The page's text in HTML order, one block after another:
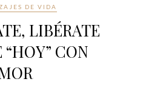
DE VIDA
LIBÉRATE
“HOY” CON